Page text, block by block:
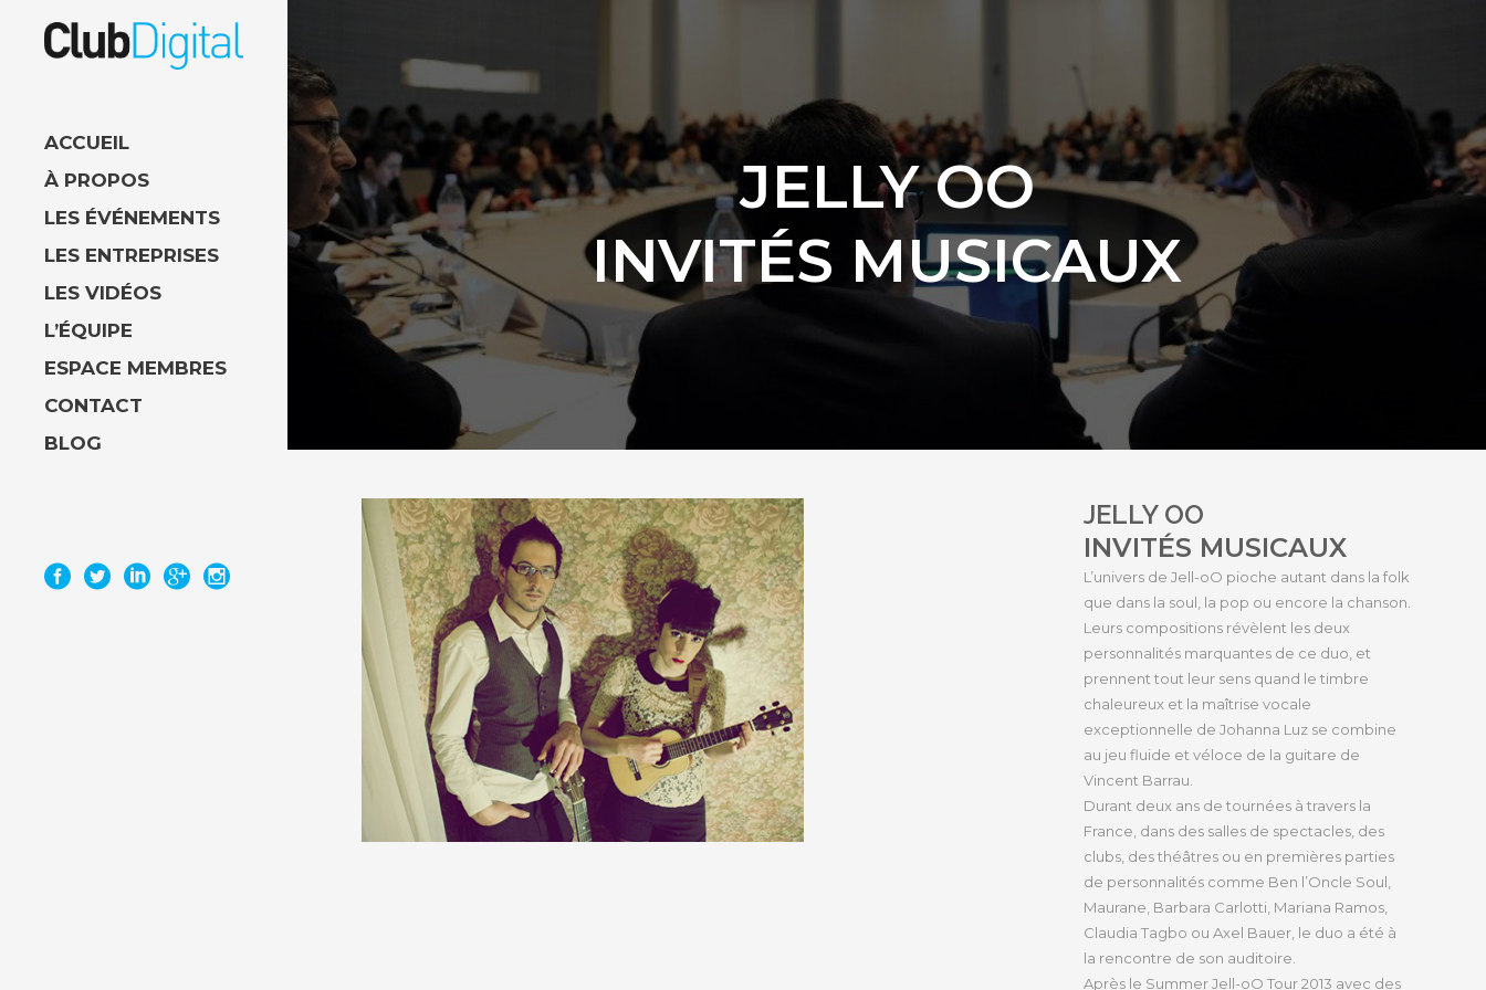
ACCUEIL
À PROPOS
LES ÉVÉNEMENTS
LES ENTREPRISES
LES VIDÉOS
L’ÉQUIPE
ESPACE MEMBRES
CONTACT
BLOG
JELLY OO
INVITÉS MUSICAUX
JELLY OO
INVITÉS MUSICAUX
L’univers de Jell-oO pioche autant dans la folk
que dans la soul, la pop ou encore la chanson.
Leurs compositions révèlent les deux
personnalités marquantes de ce duo, et
prennent tout leur sens quand le timbre
chaleureux et la maîtrise vocale
exceptionnelle de Johanna Luz se combine
au jeu fluide et véloce de la guitare de
Vincent Barrau.
Durant deux ans de tournées à travers la
France, dans des salles de spectacles, des
clubs, des théâtres ou en premières parties
de personnalités comme Ben l’Oncle Soul,
Maurane, Barbara Carlotti, Mariana Ramos,
Claudia Tagbo ou Axel Bauer, le duo a été à
la rencontre de son auditoire.
Après le Summer Jell-oO Tour 2013 avec des